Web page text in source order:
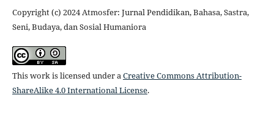
Copyright (c) 2024 Atmosfer: Jurnal Pendidikan, Bahasa, Sastra,
Seni, Budaya, dan Sosial Humaniora
This work is licensed under aCreative Commons Attribution-
ShareAlike 4.0 International License.